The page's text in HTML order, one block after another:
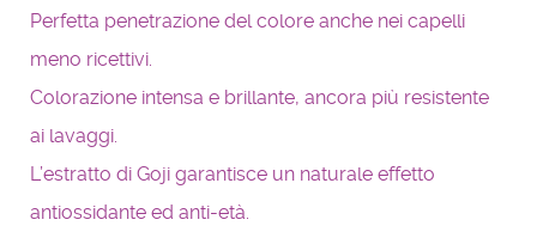
Perfetta penetrazione del colore anche nei capelli
meno ricettivi.
Colorazione intensa e brillante, ancora più resistente
ai lavaggi.
L’estratto di Goji garantisce un naturale effetto
antiossidante ed anti-età.